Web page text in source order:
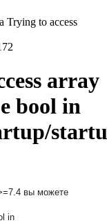
to access
array
bool in
вы можете
in